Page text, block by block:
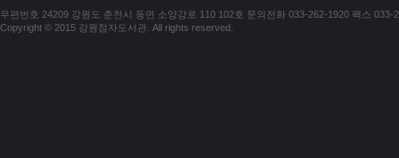
우편번호 24209 강원도 춘천시 동면 소양강로 110 102호 문의전화 033-262-1920 팩스 033-
Copyright © 2015 강원점자도서관. All rights reserved.